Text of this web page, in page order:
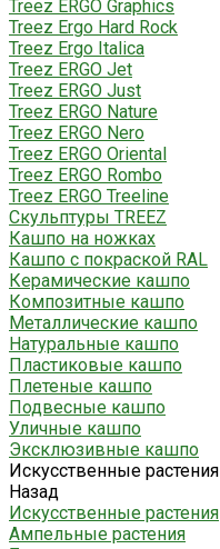
Treez ERGO Graphics
Treez Ergo Hard Rock
Treez Ergo Italica
Treez ERGO Jet
Treez ERGO Just
Treez ERGO Nature
Treez ERGO Nero
Treez ERGO Oriental
Treez ERGO Rombo
Treez ERGO Treeline
Скульптуры TREEZ
Кашпо на ножках
Кашпо с покраской RAL
Керамические кашпо
Композитные кашпо
Металлические кашпо
Натуральные кашпо
Пластиковые кашпо
Плетеные кашпо
Подвесные кашпо
Уличные кашпо
Эксклюзивные кашпо
Искусственные растения
Назад
Искусственные растения
Ампельные растения